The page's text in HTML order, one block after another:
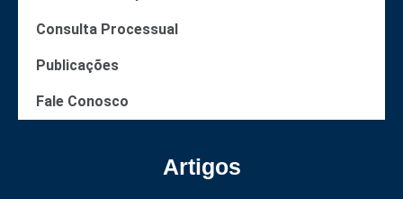
Consulta Processual
Publicações
Fale Conosco
Artigos